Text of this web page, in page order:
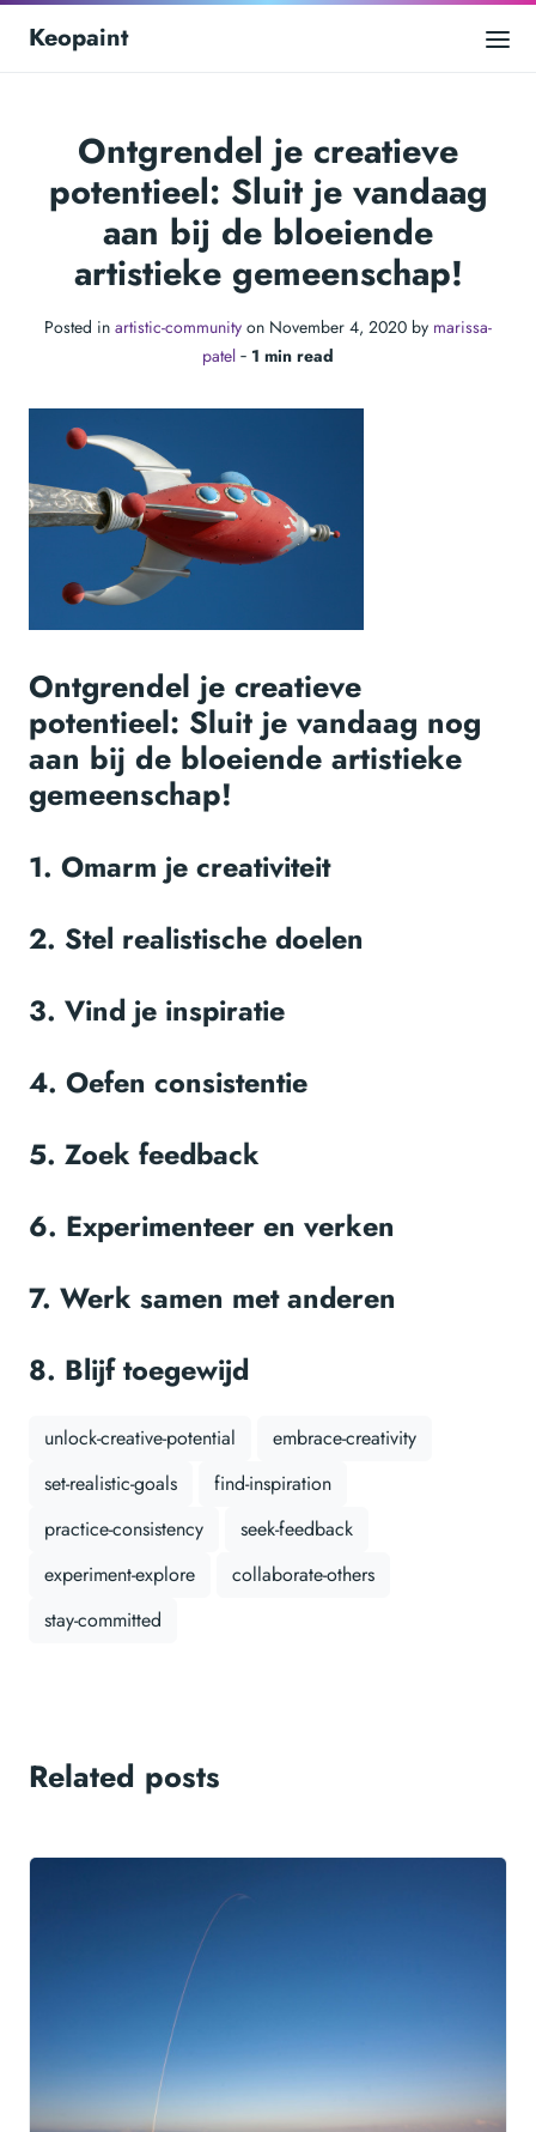
Keopaint
Ontgrendel je creatieve
potentieel: Sluit je vandaag
aan bij de bloeiende
artistieke gemeenschap!
Posted in artistic-community on November 4, 2020 by marissa-
patel ‐ 1 min read
Ontgrendel je creatieve
potentieel: Sluit je vandaag nog
aan bij de bloeiende artistieke
gemeenschap!
1. Omarm je creativiteit
2. Stel realistische doelen
3. Vind je inspiratie
4. Oefen consistentie
5. Zoek feedback
6. Experimenteer en verken
7. Werk samen met anderen
8. Blijf toegewijd
unlock-creative-potential
embrace-creativity
set-realistic-goals
find-inspiration
practice-consistency
seek-feedback
experiment-explore
collaborate-others
stay-committed
Related posts